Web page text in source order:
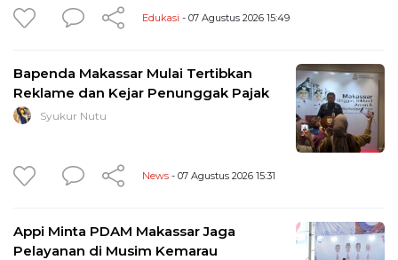
Edukasi - 07 Agustus 2026 15:49
Bapenda Makassar Mulai Tertibkan
Reklame dan Kejar Penunggak Pajak
Syukur Nutu
News - 07 Agustus 2026 15:31
Appi Minta PDAM Makassar Jaga
Pelayanan di Musim Kemarau